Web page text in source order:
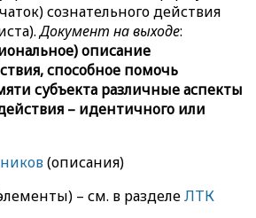
сознательного действия
Документ на выходе:
описание
способное помочь
субъекта различные аспекты
– идентичного или
(описания)
– см. в разделеЛТК